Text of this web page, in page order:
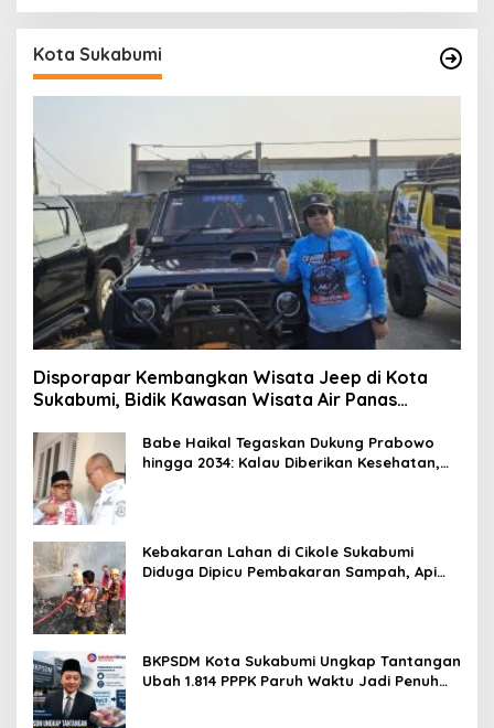
Kota Sukabumi
Disporapar Kembangkan Wisata Jeep di Kota
Sukabumi, Bidik Kawasan Wisata Air Panas
Babe Haikal Tegaskan Dukung Prabowo
hingga 2034: Kalau Diberikan Kesehatan,
Kebakaran Lahan di Cikole Sukabumi
Diduga Dipicu Pembakaran Sampah, Api
BKPSDM Kota Sukabumi Ungkap Tantangan
Ubah 1.814 PPPK Paruh Waktu Jadi Penuh